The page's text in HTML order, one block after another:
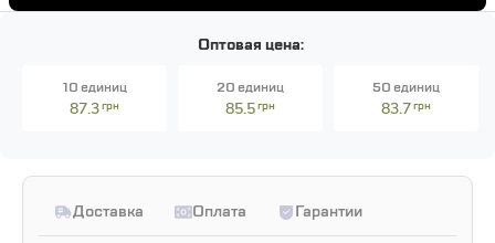
Оптовая цена:
10 единиц
87.3грн
20 единиц
85.5грн
50 единиц
83.7грн
Доставка Оплата Гарантии